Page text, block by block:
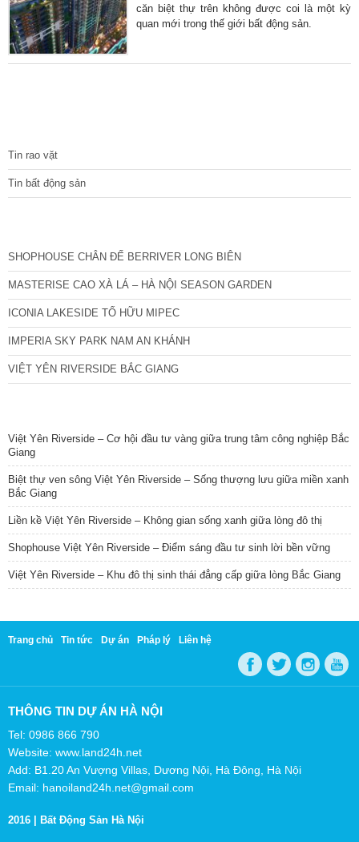
căn biệt thự trên không được coi là một kỳ
quan mới trong thế giới bất động sản.
Tin rao vặt
Tin bất động sản
SHOPHOUSE CHÂN ĐẾ BERRIVER LONG BIÊN
MASTERISE CAO XÀ LÁ – HÀ NỘI SEASON GARDEN
ICONIA LAKESIDE TỐ HỮU MIPEC
IMPERIA SKY PARK NAM AN KHÁNH
VIỆT YÊN RIVERSIDE BẮC GIANG
Việt Yên Riverside – Cơ hội đầu tư vàng giữa trung tâm công nghiệp Bắc
Giang
Biệt thự ven sông Việt Yên Riverside – Sống thượng lưu giữa miền xanh
Bắc Giang
Liền kề Việt Yên Riverside – Không gian sống xanh giữa lòng đô thị
Shophouse Việt Yên Riverside – Điểm sáng đầu tư sinh lời bền vững
Việt Yên Riverside – Khu đô thị sinh thái đẳng cấp giữa lòng Bắc Giang
Trang chủ Tin tức Dự án Pháp lý Liên hệ
THÔNG TIN DỰ ÁN HÀ NỘI
Tel: 0986 866 790
Website: www.land24h.net
Add: B1.20 An Vượng Villas, Dương Nội, Hà Đông, Hà Nội
Email: hanoiland24h.net@gmail.com
2016 | Bất Động Sản Hà Nội